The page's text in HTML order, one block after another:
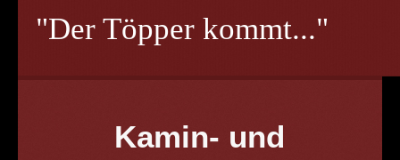
"Der Töpper kommt..."
Kamin- und